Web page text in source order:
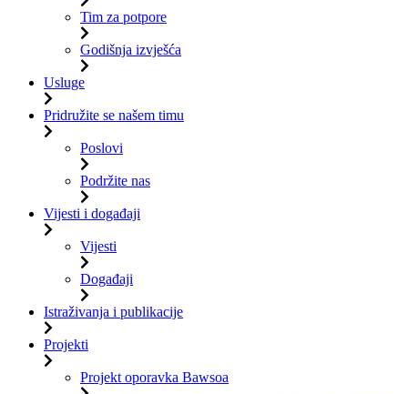
Tim za potpore
Godišnja izvješća
Usluge
Pridružite se našem timu
Poslovi
Podržite nas
Vijesti i događaji
Vijesti
Događaji
Istraživanja i publikacije
Projekti
Projekt oporavka Bawsoa